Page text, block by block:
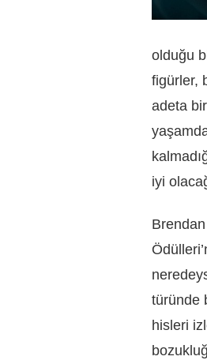
olduğu
figürler,
adeta
iyi
türünde
hisleri